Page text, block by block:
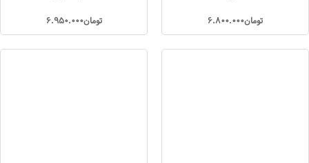
تومان6.800.000 تومان6.950.000